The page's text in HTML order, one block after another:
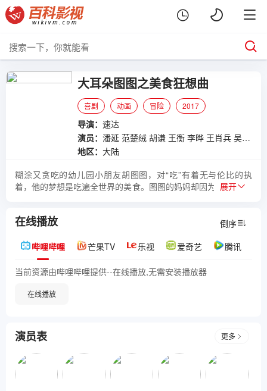
大耳朵图图之美食狂想曲
喜剧 动画 冒险 2017
导演： 速达
演员： 潘延 范楚绒 胡谦 王衡 李晔 王肖兵 吴磊
地区： 大陆
糊涂又贪吃的幼儿园小朋友胡图图，对“吃”有着无与伦比的执
着，他的梦想是吃遍全世界的美食。图图的妈妈却因为儿子“一无
被主办方看好的平凡小孩胡图图通过奇思妙想，出人意料地赢取
足和自豪感，可被大家追捧的图图却越来越感到不快活。图图一
家还没有享受够成名的快乐，却面临了一场突如其来的信任危
机。究竟图图一家能不能证明自己的清白呢？一场艰辛又爆笑的
展开
倒序
在线播放
哔哩哔哩 芒果TV 乐视 爱奇艺 腾讯
当前资源由哔哩哔哩提供--在线播放,无需安装播放器
在线播放
演员表 更多